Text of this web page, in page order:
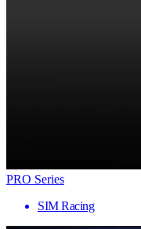
PRO Series
SIM Racing